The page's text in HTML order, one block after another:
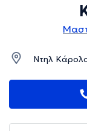
Ντηλ